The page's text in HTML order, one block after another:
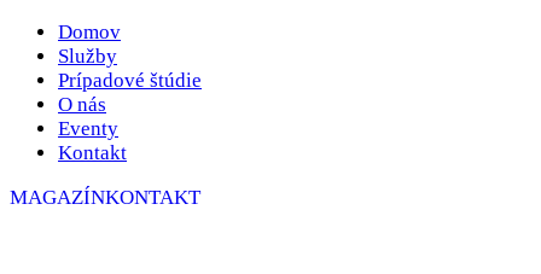
Domov
Služby
Prípadové štúdie
O nás
Eventy
Kontakt
MAGAZÍNKONTAKT